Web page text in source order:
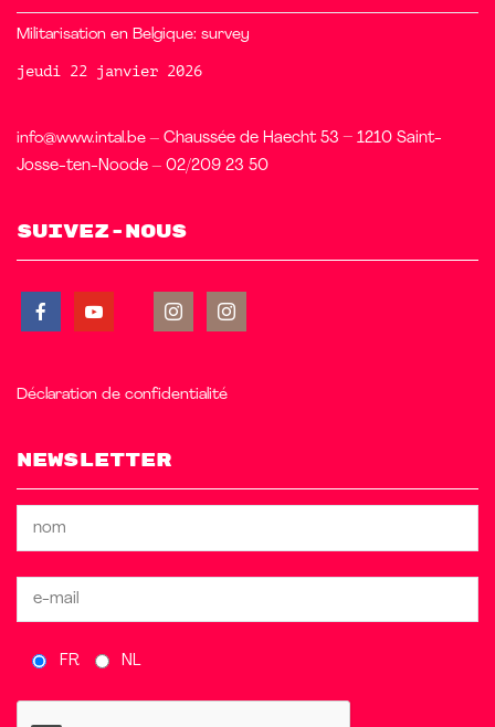
Militarisation en Belgique: survey
jeudi 22 janvier 2026
info@www.intal.be – Chaussée de Haecht 53 – 1210 Saint-
Josse-ten-Noode – 02/209 23 50
Suivez-nous
Déclaration de confidentialité
Newsletter
FR NL